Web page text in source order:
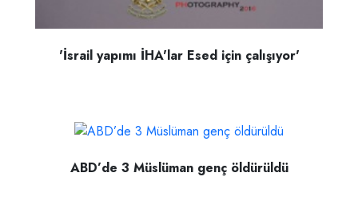
'İsrail yapımı İHA'lar Esed için çalışıyor'
ABD’de 3 Müslüman genç öldürüldü